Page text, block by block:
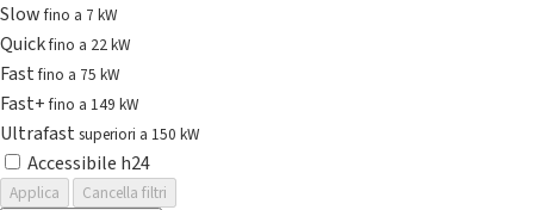
Slowfino a 7 kW
Quickfino a 22 kW
Fastfino a 75 kW
Fast+fino a 149 kW
Ultrafast superiori a 150 kW
Accessibile h24
Applica
Cancella filtri